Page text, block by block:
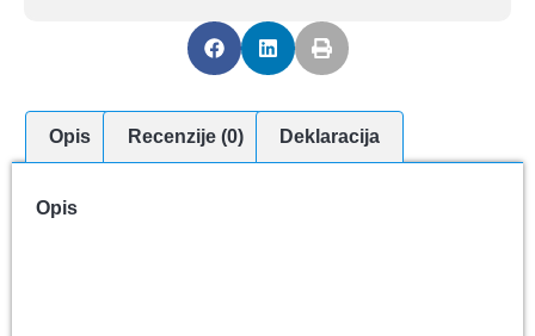
Opis Recenzije (0) Deklaracija
Opis